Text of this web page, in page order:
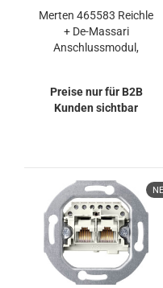
Merten 465583 Reichle
+ De-Massari
Anschlussmodul,
Preise nur für B2B
Kunden sichtbar